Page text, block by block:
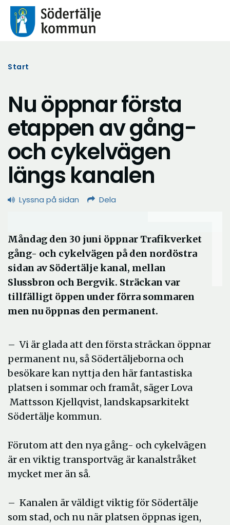
Start
Nu öppnar första
etappen av gång-
och cykelvägen
längs kanalen
Lyssna på sidan Dela
Måndag den 30 juni öppnar Trafikverket
gång- och cykelvägen på den nordöstra
sidan av Södertälje kanal, mellan
Slussbron och Bergvik. Sträckan var
tillfälligt öppen under förra sommaren
men nu öppnas den permanent.
– Vi är glada att den första sträckan öppnar
permanent nu, så Södertäljeborna och
besökare kan nyttja den här fantastiska
platsen i sommar och framåt, säger Lova
Mattsson Kjellqvist, landskapsarkitekt
Södertälje kommun.
Förutom att den nya gång- och cykelvägen
är en viktig transportväg är kanalstråket
mycket mer än så.
– Kanalen är väldigt viktig för Södertälje
som stad, och nu när platsen öppnas igen,